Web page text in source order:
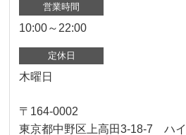
営業時間
10:00～22:00
定休日
木曜日
〒164-0002
東京都中野区上高田3-18-7 ハ